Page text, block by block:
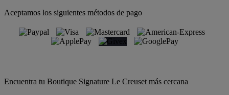
Aceptamos los siguientes métodos de pago
Encuentra tu Boutique Signature Le Creuset más cercana